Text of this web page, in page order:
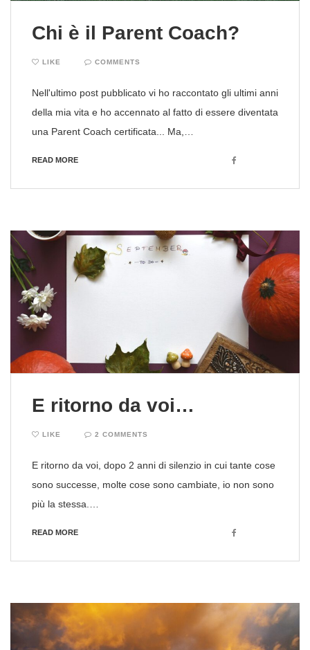
Chi è il Parent Coach?
LIKE COMMENTS
Nell'ultimo post pubblicato vi ho raccontato gli ultimi anni
della mia vita e ho accennato al fatto di essere diventata
una Parent Coach certificata... Ma,…
READ MORE Facebook
E ritorno da voi…
LIKE 2 COMMENTS
E ritorno da voi, dopo 2 anni di silenzio in cui tante cose
sono successe, molte cose sono cambiate, io non sono
più la stessa.…
READ MORE Facebook